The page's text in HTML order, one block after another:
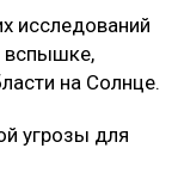
исследований
вспышке,
на Солнце.
угрозы для